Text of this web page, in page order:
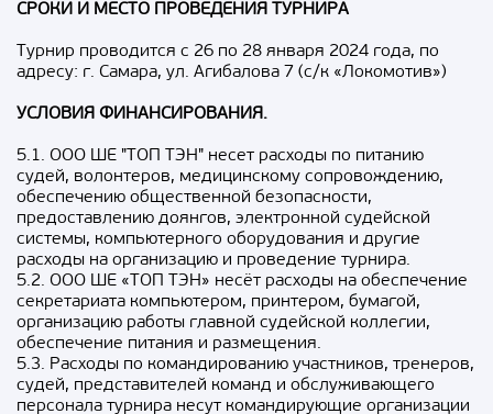
СРОКИ И МЕСТО ПРОВЕДЕНИЯ ТУРНИРА
Турнир проводится с 26 по 28 января 2024 года, по
адресу: г. Самара, ул. Агибалова 7 (с/к «Локомотив»)
УСЛОВИЯ ФИНАНСИРОВАНИЯ.
5.1. ООО ШЕ "ТОП ТЭН" несет расходы по питанию
судей, волонтеров, медицинскому сопровождению,
обеспечению общественной безопасности,
предоставлению доянгов, электронной судейской
системы, компьютерного оборудования и другие
расходы на организацию и проведение турнира.
5.2. ООО ШЕ «ТОП ТЭН» несёт расходы на обеспечение
секретариата компьютером, принтером, бумагой,
организацию работы главной судейской коллегии,
обеспечение питания и размещения.
5.3. Расходы по командированию участников, тренеров,
судей, представителей команд и обслуживающего
персонала турнира несут командирующие организации